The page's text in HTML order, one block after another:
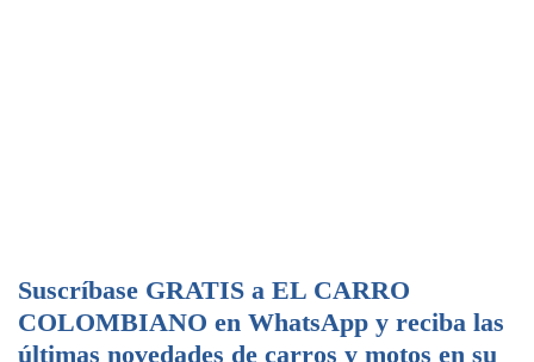
Suscríbase GRATIS a EL CARRO
COLOMBIANO en WhatsApp y reciba las
últimas novedades de carros y motos en su